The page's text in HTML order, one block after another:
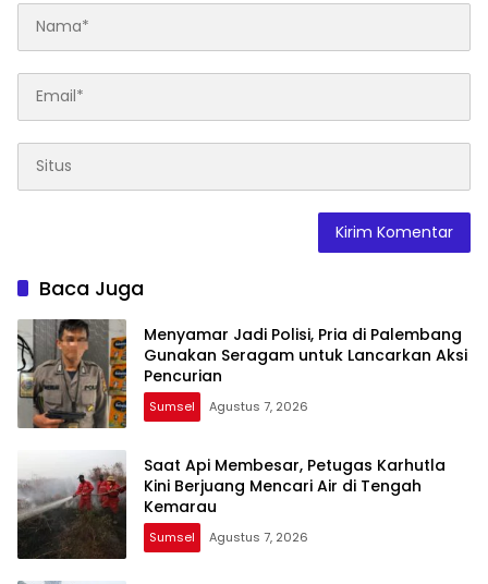
Baca Juga
Menyamar Jadi Polisi, Pria di Palembang
Gunakan Seragam untuk Lancarkan Aksi
Pencurian
Sumsel Agustus 7, 2026
Saat Api Membesar, Petugas Karhutla
Kini Berjuang Mencari Air di Tengah
Kemarau
Sumsel Agustus 7, 2026